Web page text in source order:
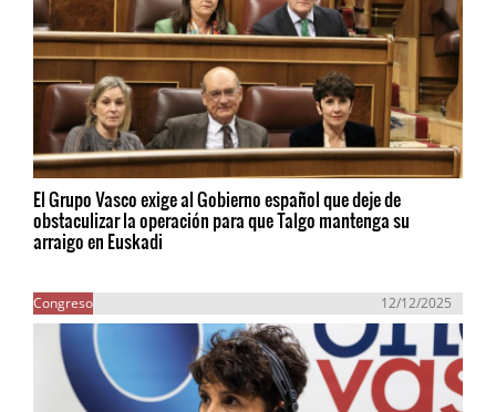
El Grupo Vasco exige al Gobierno español que deje de
obstaculizar la operación para que Talgo mantenga su
arraigo en Euskadi
Congreso 12/12/2025